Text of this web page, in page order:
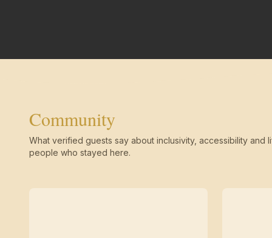
Community
What verified guests say about inclusivity, accessibility and
people who stayed here.